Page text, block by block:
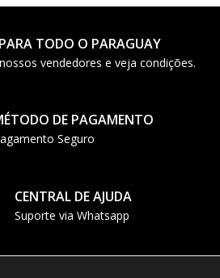
TODO O PARAGUAY
vendedores e veja condições.
DE PAGAMENTO
Seguro
CENTRAL DE AJUDA
Suporte via Whatsapp